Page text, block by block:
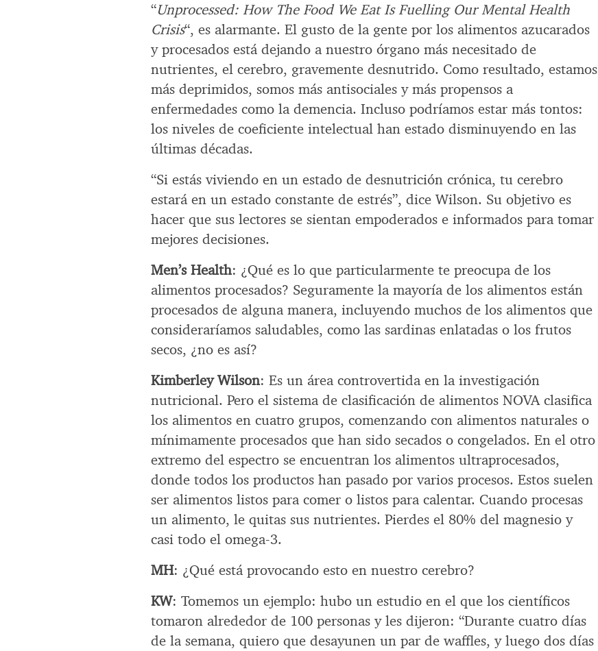
“Unprocessed: How The Food We Eat Is Fuelling Our Mental Health
Crisis“, es alarmante. El gusto de la gente por los alimentos azucarados
y procesados está dejando a nuestro órgano más necesitado de
nutrientes, el cerebro, gravemente desnutrido. Como resultado, estamos
más deprimidos, somos más antisociales y más propensos a
enfermedades como la demencia. Incluso podríamos estar más tontos:
los niveles de coeficiente intelectual han estado disminuyendo en las
últimas décadas.
“Si estás viviendo en un estado de desnutrición crónica, tu cerebro
estará en un estado constante de estrés”, dice Wilson. Su objetivo es
hacer que sus lectores se sientan empoderados e informados para tomar
mejores decisiones.
Men’s Health: ¿Qué es lo que particularmente te preocupa de los
alimentos procesados? Seguramente la mayoría de los alimentos están
procesados de alguna manera, incluyendo muchos de los alimentos que
consideraríamos saludables, como las sardinas enlatadas o los frutos
secos, ¿no es así?
Kimberley Wilson: Es un área controvertida en la investigación
nutricional. Pero el sistema de clasificación de alimentos NOVA clasifica
los alimentos en cuatro grupos, comenzando con alimentos naturales o
mínimamente procesados que han sido secados o congelados. En el otro
extremo del espectro se encuentran los alimentos ultraprocesados,
donde todos los productos han pasado por varios procesos. Estos suelen
ser alimentos listos para comer o listos para calentar. Cuando procesas
un alimento, le quitas sus nutrientes. Pierdes el 80% del magnesio y
casi todo el omega-3.
MH: ¿Qué está provocando esto en nuestro cerebro?
KW: Tomemos un ejemplo: hubo un estudio en el que los científicos
tomaron alrededor de 100 personas y les dijeron: “Durante cuatro días
de la semana, quiero que desayunen un par de waffles, y luego dos días